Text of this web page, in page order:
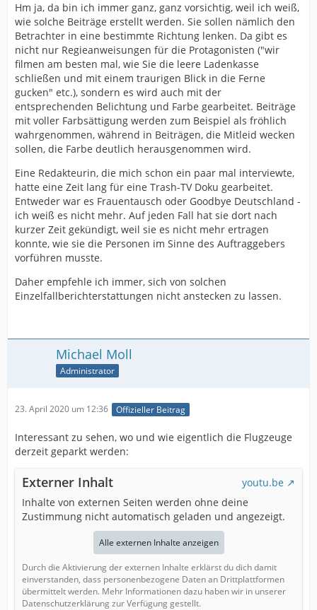
Hm ja, da bin ich immer ganz, ganz vorsichtig, weil ich weiß,
wie solche Beiträge erstellt werden. Sie sollen nämlich den
Betrachter in eine bestimmte Richtung lenken. Da gibt es
nicht nur Regieanweisungen für die Protagonisten ("wir
filmen am besten mal, wie Sie die leere Ladenkasse
schließen und mit einem traurigen Blick in die Ferne
gucken" etc.), sondern es wird auch mit der
entsprechenden Belichtung und Farbe gearbeitet. Beiträge
mit voller Farbsättigung werden zum Beispiel als fröhlich
wahrgenommen, während in Beiträgen, die Mitleid wecken
sollen, die Farbe deutlich herausgenommen wird.
Eine Redakteurin, die mich schon ein paar mal interviewte,
hatte eine Zeit lang für eine Trash-TV Doku gearbeitet.
Entweder war es Frauentausch oder Goodbye Deutschland -
ich weiß es nicht mehr. Auf jeden Fall hat sie dort nach
kurzer Zeit gekündigt, weil sie es nicht mehr ertragen
konnte, wie sie die Personen im Sinne des Auftraggebers
vorführen musste.
Daher empfehle ich immer, sich von solchen
Einzelfallberichterstattungen nicht anstecken zu lassen.
Michael Moll
Administrator
23. April 2020 um 12:36 Offizieller Beitrag
Interessant zu sehen, wo und wie eigentlich die Flugzeuge
derzeit geparkt werden:
Externer Inhalt
youtu.be
Inhalte von externen Seiten werden ohne deine
Zustimmung nicht automatisch geladen und angezeigt.
Alle externen Inhalte anzeigen
Durch die Aktivierung der externen Inhalte erklärst du dich damit
einverstanden, dass personenbezogene Daten an Drittplattformen
übermittelt werden. Mehr Informationen dazu haben wir in unserer
Datenschutzerklärung zur Verfügung gestellt.